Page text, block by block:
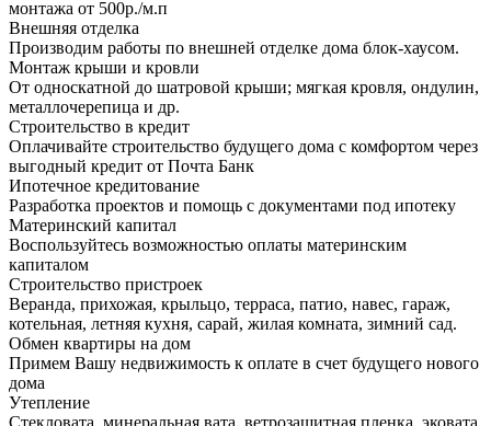
монтажа от 500р./м.п
Внешняя отделка
Производим работы по внешней отделке дома блок-хаусом.
Монтаж крыши и кровли
От односкатной до шатровой крыши; мягкая кровля, ондулин,
металлочерепица и др.
Строительство в кредит
Оплачивайте строительство будущего дома с комфортом через
выгодный кредит от Почта Банк
Ипотечное кредитование
Разработка проектов и помощь с документами под ипотеку
Материнский капитал
Воспользуйтесь возможностью оплаты материнским
капиталом
Строительство пристроек
Веранда, прихожая, крыльцо, терраса, патио, навес, гараж,
котельная, летняя кухня, сарай, жилая комната, зимний сад.
Обмен квартиры на дом
Примем Вашу недвижимость к оплате в счет будущего нового
дома
Утепление
Стекловата, минеральная вата, ветрозащитная пленка, эковата